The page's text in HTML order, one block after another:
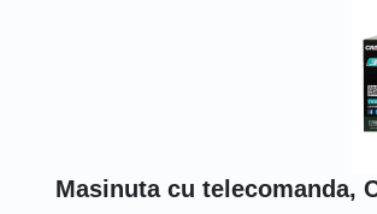
Masinuta cu telecomanda,